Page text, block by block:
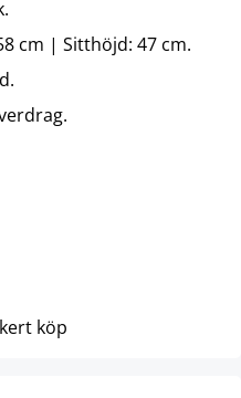
cm | Sitthöjd: 47 cm.
köp